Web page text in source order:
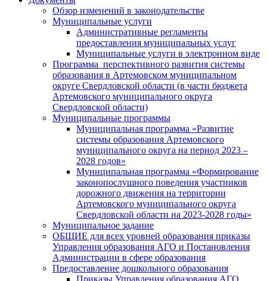
Обзор изменений в законодательстве
Муниципальные услуги
Административные регламенты
предоставления муниципальных услуг
Муниципальные услуги в электронном виде
Программа перспективного развития системы
образования в Артемовском муниципальном
округе Свердловской области (в части бюджета
Артемовского муниципального округа
Свердловской области)
Муниципальные программы
Муниципальная программа «Развитие
системы образования Артемовского
муниципального округа на период 2023 –
2028 годов»
Муниципальная программа «Формирование
законопослушного поведения участников
дорожного движения на территории
Артемовского муниципального округа
Свердловской области на 2023-2028 годы»
Муниципальное задание
ОБЩИЕ для всех уровней образования приказы
Управления образования АГО и Постановления
Администрации в сфере образования
Предоставление дошкольного образования